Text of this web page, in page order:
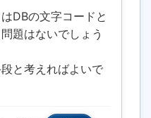
DBの文字コードと
題はないでしょう
と考えればよいで